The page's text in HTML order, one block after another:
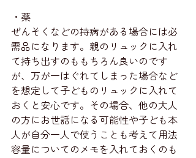
・薬
ぜんそくなどの持病がある場合には必
需品になります。親のリュックに入れ
て持ち出すのももちろん良いのです
が、万が一はぐれてしまった場合など
を想定して子どものリュックに入れて
おくと安心です。その場合、他の大人
の方にお世話になる可能性や子ども本
人が自分一人で使うことも考えて用法
容量についてのメモを入れておくのも